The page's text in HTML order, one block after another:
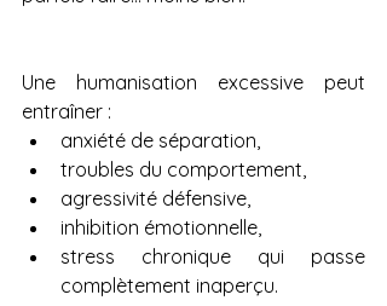
Une humanisation excessive peut
entraîner :
anxiété de séparation,
troubles du comportement,
agressivité défensive,
inhibition émotionnelle,
stress chronique qui passe
complètement inaperçu.